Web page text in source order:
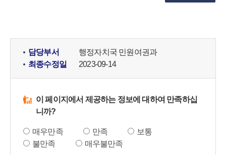
담당부서
행정자치국 민원여권과
최종수정일
2023-09-14
이 페이지에서 제공하는 정보에 대하여 만족하십
니까?
매우만족 만족
보통
불만족
매우불만족